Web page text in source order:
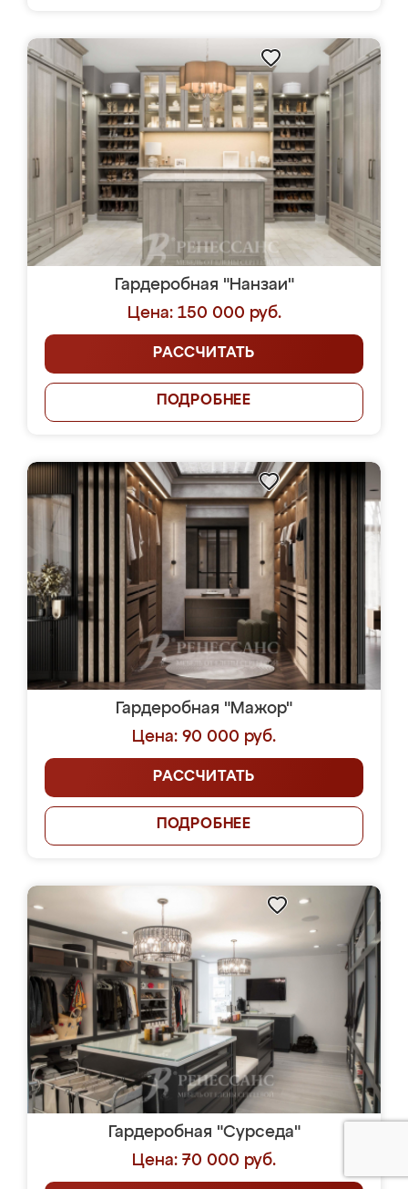
Гардеробная "Нанзаи"
Цена: 150 000 руб.
РАССЧИТАТЬ
ПОДРОБНЕЕ
Гардеробная "Мажор"
Цена: 90 000 руб.
РАССЧИТАТЬ
ПОДРОБНЕЕ
Гардеробная "Сурседа"
Цена: 70 000 руб.